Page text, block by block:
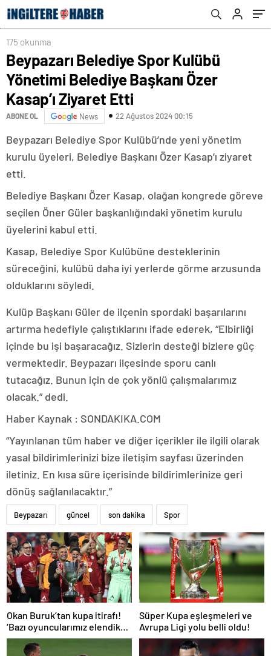
175 okunma
Beypazarı Belediye Spor Kulübü
Yönetimi Belediye Başkanı Özer
Kasap’ı Ziyaret Etti
ABONE OL News 22 Ağustos 2024 00:15
Beypazarı Belediye Spor Kulübü’nde yeni yönetim
kurulu üyeleri, Belediye Başkanı Özer Kasap’ı ziyaret
etti.
Belediye Başkanı Özer Kasap, olağan kongrede göreve
seçilen Öner Güler başkanlığındaki yönetim kurulu
üyelerini kabul etti.
Kasap, Belediye Spor Kulübüne desteklerinin
süreceğini, kulübü daha iyi yerlerde görme arzusunda
olduklarını söyledi.
Kulüp Başkanı Güler de ilçenin spordaki başarılarını
artırma hedefiyle çalıştıklarını ifade ederek, “Elbirliği
içinde bu işi başaracağız. Sizlerin desteği bizlere güç
vermektedir. Beypazarı ilçesinde sporu canlı
tutacağız. Bunun için de çok yönlü çalışmalarımız
olacak.” dedi.
Haber Kaynak : SONDAKIKA.COM
“Yayınlanan tüm haber ve diğer içerikler ile ilgili olarak
yasal bildirimlerinizi bize iletişim sayfası üzerinden
iletiniz. En kısa süre içerisinde bildirimlerinize geri
dönüş sağlanılacaktır.”
Beypazarı güncel son dakika Spor
Okan Buruk’tan kupa itirafı!
‘Bazı oyuncularımız elendik
diye düşündü’
Süper Kupa eşleşmeleri ve
Avrupa Ligi yolu belli oldu!